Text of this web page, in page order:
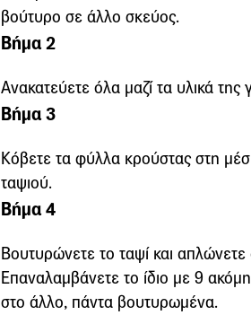
βούτυρο σε άλλο σκεύος.
Βήμα 2
Ανακατεύετε όλα μαζί τα υλικά της
Βήμα 3
Κόβετε τα φύλλα κρούστας στη
ταψιού.
Βήμα 4
Βουτυρώνετε το ταψί και
Επαναλαμβάνετε το ίδιο με 9
στο άλλο, πάντα βουτυρωμένα.